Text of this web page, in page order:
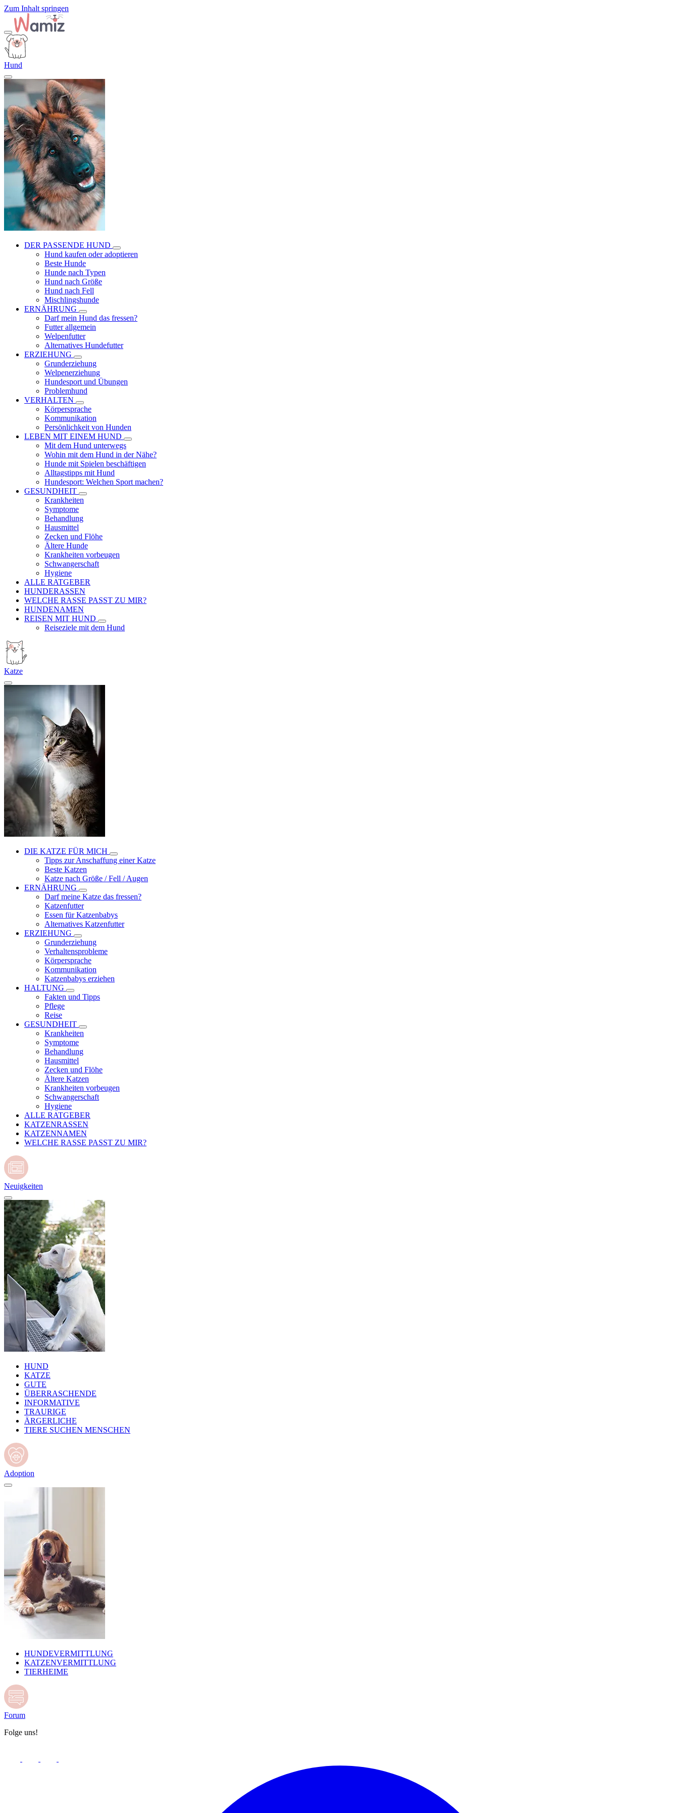
Zum Inhalt springen
Hund
DER PASSENDE HUND
Hund kaufen oder adoptieren
Beste Hunde
Hunde nach Typen
Hund nach Größe
Hund nach Fell
Mischlingshunde
ERNÄHRUNG
Darf mein Hund das fressen?
Futter allgemein
Welpenfutter
Alternatives Hundefutter
ERZIEHUNG
Grunderziehung
Welpenerziehung
Hundesport und Übungen
Problemhund
VERHALTEN
Körpersprache
Kommunikation
Persönlichkeit von Hunden
LEBEN MIT EINEM HUND
Mit dem Hund unterwegs
Wohin mit dem Hund in der Nähe?
Hunde mit Spielen beschäftigen
Alltagstipps mit Hund
Hundesport: Welchen Sport machen?
GESUNDHEIT
Krankheiten
Symptome
Behandlung
Hausmittel
Zecken und Flöhe
Ältere Hunde
Krankheiten vorbeugen
Schwangerschaft
Hygiene
ALLE RATGEBER
HUNDERASSEN
WELCHE RASSE PASST ZU MIR?
HUNDENAMEN
REISEN MIT HUND
Reiseziele mit dem Hund
Katze
DIE KATZE FÜR MICH
Tipps zur Anschaffung einer Katze
Beste Katzen
Katze nach Größe / Fell / Augen
ERNÄHRUNG
Darf meine Katze das fressen?
Katzenfutter
Essen für Katzenbabys
Alternatives Katzenfutter
ERZIEHUNG
Grunderziehung
Verhaltensprobleme
Körpersprache
Kommunikation
Katzenbabys erziehen
HALTUNG
Fakten und Tipps
Pflege
Reise
GESUNDHEIT
Krankheiten
Symptome
Behandlung
Hausmittel
Zecken und Flöhe
Ältere Katzen
Krankheiten vorbeugen
Schwangerschaft
Hygiene
ALLE RATGEBER
KATZENRASSEN
KATZENNAMEN
WELCHE RASSE PASST ZU MIR?
Neuigkeiten
HUND
KATZE
GUTE
ÜBERRASCHENDE
INFORMATIVE
TRAURIGE
ÄRGERLICHE
TIERE SUCHEN MENSCHEN
Adoption
HUNDEVERMITTLUNG
KATZENVERMITTLUNG
TIERHEIME
Forum
Folge uns!